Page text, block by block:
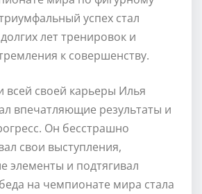
успех стал
лет тренировок и
к совершенству.
всей своей карьеры Илья
впечатляющие результаты и
Он бесстрашно
свои выступления,
элементы и подтягивал
на чемпионате мира стала